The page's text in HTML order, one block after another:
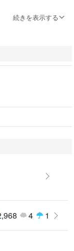
ております。
ー
。
続きを表示する
4 1